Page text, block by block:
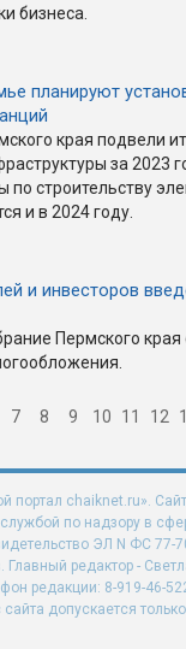
бизнеса.
планируют
края подвели
за 2023
строительству
и в 2024 году.
и инвесторов
Пермского
7 8 9 10 11 12
портал chaiknet.ru».
по надзору в
ЭЛ N ФС 77-
редактор -
редакции: 8-919-46-
допускается